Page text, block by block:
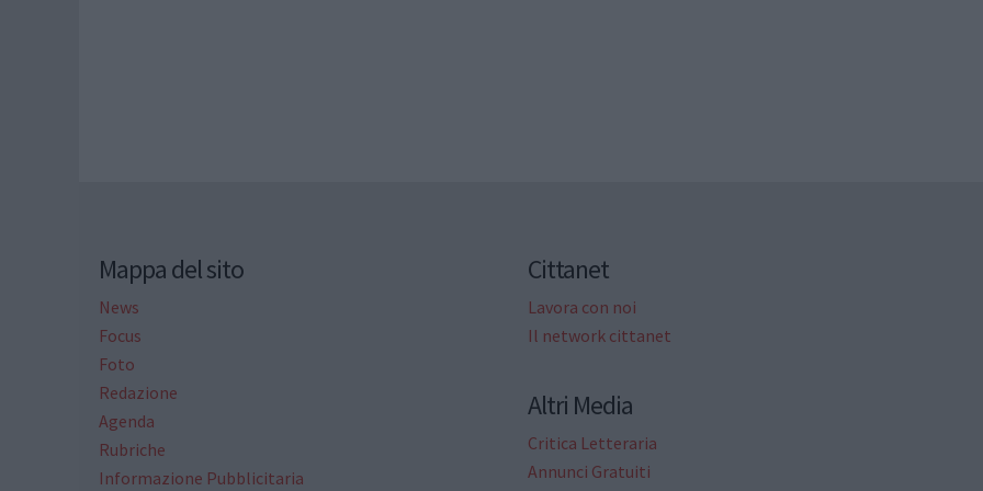
Mappa del sito
News
Focus
Foto
Redazione
Agenda
Rubriche
Informazione Pubblicitaria
Cittanet
Lavora con noi
Il network cittanet
Altri Media
Critica Letteraria
Annunci Gratuiti